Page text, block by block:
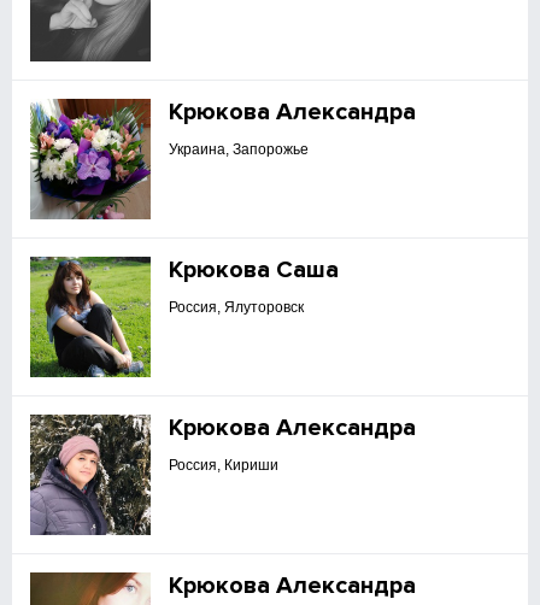
Крюкова Александра
Украина, Запорожье
Крюкова Саша
Россия, Ялуторовск
Крюкова Александра
Россия, Кириши
Крюкова Александра